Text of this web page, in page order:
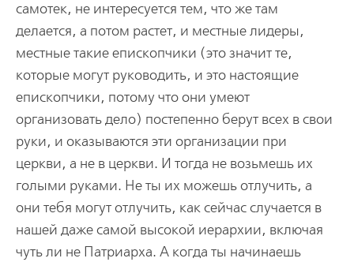
самотек, не интересуется тем, что же там
делается, а потом растет, и местные лидеры,
местные такие епископчики (это значит те,
которые могут руководить, и это настоящие
епископчики, потому что они умеют
организовать дело) постепенно берут всех в свои
руки, и оказываются эти организации при
церкви, а не в церкви. И тогда не возьмешь их
голыми руками. Не ты их можешь отлучить, а
они тебя могут отлучить, как сейчас случается в
нашей даже самой высокой иерархии, включая
чуть ли не Патриарха. А когда ты начинаешь